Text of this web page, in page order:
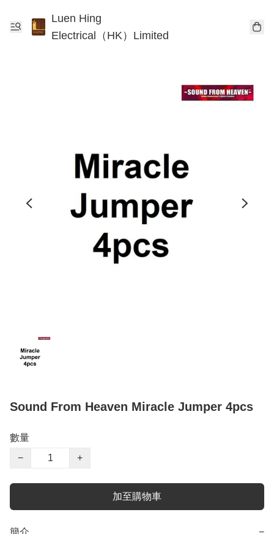
Luen Hing
Electrical（HK）Limited
Sound From Heaven Miracle Jumper 4pcs
數量
−
+
加至購物車